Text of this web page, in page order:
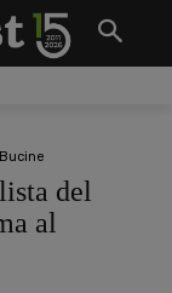
Bucine
del
al